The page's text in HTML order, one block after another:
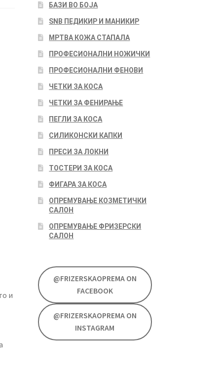
и
БАЗИ ВО БОЈА
SNB ПЕДИКИР И МАНИКИР
МРТВА КОЖА СТАПАЛА
ПРОФЕСИОНАЛНИ НОЖИЧКИ
ПРОФЕСИОНАЛНИ ФЕНОВИ
ЧЕТКИ ЗА КОСА
ЧЕТКИ ЗА ФЕНИРАЊЕ
ПЕГЛИ ЗА КОСА
СИЛИКОНСКИ КАПКИ
ПРЕСИ ЗА ЛОКНИ
ТОСТЕРИ ЗА КОСА
ФИГАРА ЗА КОСА
ОПРЕМУВАЊЕ КОЗМЕТИЧКИ
САЛОН
ОПРЕМУВАЊЕ ФРИЗЕРСКИ
САЛОН
@FRIZERSKAOPREMA ON
FACEBOOK
@FRIZERSKAOPREMA ON
INSTAGRAM